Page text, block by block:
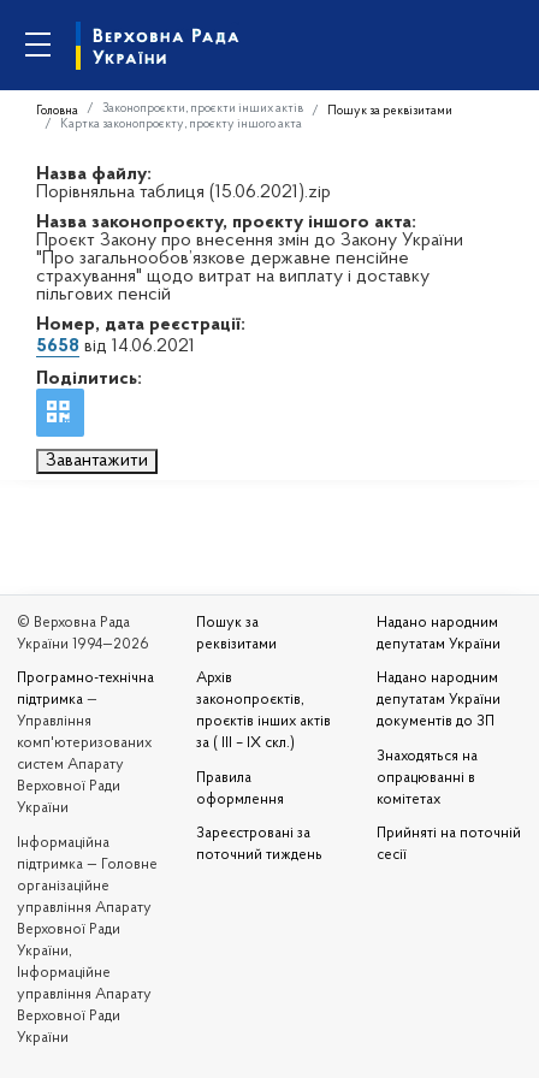
Головна Законопроєкти, проєкти інших актів
Пошук за реквізитами
Картка законопроєкту, проєкту іншого акта
Назва файлу:
Порівняльна таблиця (15.06.2021).zip
Назва законопроєкту, проєкту іншого акта:
Проєкт Закону про внесення змін до Закону України
"Про загальнообов’язкове державне пенсійне
страхування" щодо витрат на виплату і доставку
пільгових пенсій
Номер, дата реєстрації:
5658 від 14.06.2021
Поділитись:
Завантажити
© Верховна Рада
України 1994—2026
Програмно-технічна
підтримка —
Управління
комп'ютеризованих
систем Апарату
Верховної Ради
України
Iнформаційна
підтримка — Головне
організаційне
управління Апарату
Верховної Ради
України,
Інформаційне
управління Апарату
Верховної Ради
України
Пошук за
реквізитами
Архів
законопроєктів,
проєктів інших актів
за ( III – IX скл.)
Правила
оформлення
Зареєстровані за
поточний тиждень
Надано народним
депутатам України
Надано народним
депутатам України
документів до ЗП
Знаходяться на
опрацюванні в
комітетах
Прийняті на поточній
сесії